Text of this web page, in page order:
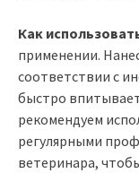
Как
применении.
соответствии с
быстро
рекомендуем
регулярными
ветеринара,